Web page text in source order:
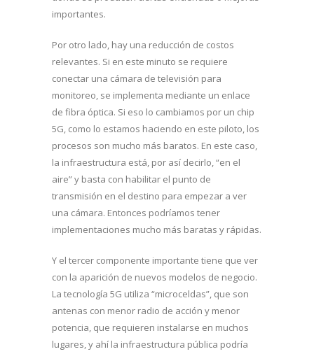
importantes.
Por otro lado, hay una reducción de costos
relevantes. Si en este minuto se requiere
conectar una cámara de televisión para
monitoreo, se implementa mediante un enlace
de fibra óptica. Si eso lo cambiamos por un chip
5G, como lo estamos haciendo en este piloto, los
procesos son mucho más baratos. En este caso,
la infraestructura está, por así decirlo, “en el
aire” y basta con habilitar el punto de
transmisión en el destino para empezar a ver
una cámara. Entonces podríamos tener
implementaciones mucho más baratas y rápidas.
Y el tercer componente importante tiene que ver
con la aparición de nuevos modelos de negocio.
La tecnología 5G utiliza “microceldas”, que son
antenas con menor radio de acción y menor
potencia, que requieren instalarse en muchos
lugares, y ahí la infraestructura pública podría